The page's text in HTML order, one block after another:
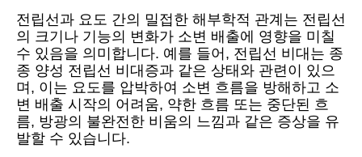
전립선과 요도 간의 밀접한 해부학적 관계는 전립선
의 크기나 기능의 변화가 소변 배출에 영향을 미칠
수 있음을 의미합니다. 예를 들어, 전립선 비대는 종
종 양성 전립선 비대증과 같은 상태와 관련이 있으
며, 이는 요도를 압박하여 소변 흐름을 방해하고 소
변 배출 시작의 어려움, 약한 흐름 또는 중단된 흐
름, 방광의 불완전한 비움의 느낌과 같은 증상을 유
발할 수 있습니다.